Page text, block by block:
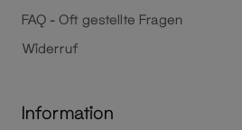
FAQ - Oft gestellte Fragen
Widerruf
Information